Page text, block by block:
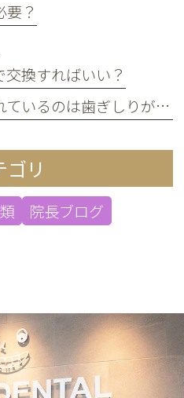
？
換すればいい？
朝起きたときに顎が疲れているのは歯ぎしりが原因？
ゴリ
院長ブログ